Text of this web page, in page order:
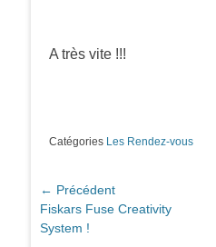
A très vite !!!
Catégories Les Rendez-vous
Navigation
de
l’article
← Précédent
Article
précédent :
Fiskars Fuse Creativity
System !